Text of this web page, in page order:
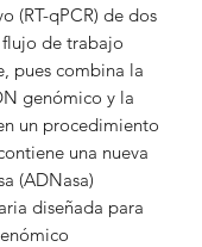
(RT-qPCR) de dos
flujo de trabajo
pues combina la
genómico y la
un procedimiento
una nueva
(ADNasa)
diseñada para